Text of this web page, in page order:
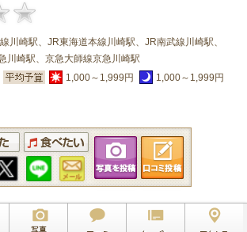
川崎駅、JR東海道本線川崎駅、JR南武線川崎駅、
川崎駅、京急大師線京急川崎駅
1,000～1,999円 1,000～1,999円